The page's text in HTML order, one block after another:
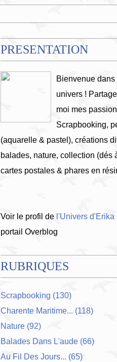
PRESENTATION
Bienvenue dans
univers !
moi mes
Scrapbooking,
(aquarelle & pastel), créations
balades, nature, collection (dés
cartes postales & phares en
Voir le profil de l'Univers d'Erika
portail Overblog
RUBRIQUES
Scrapbooking (130)
Charente Maritime... (118)
Nature (92)
Balades Dans L'aude (66)
Au Fil Des Jours... (65)